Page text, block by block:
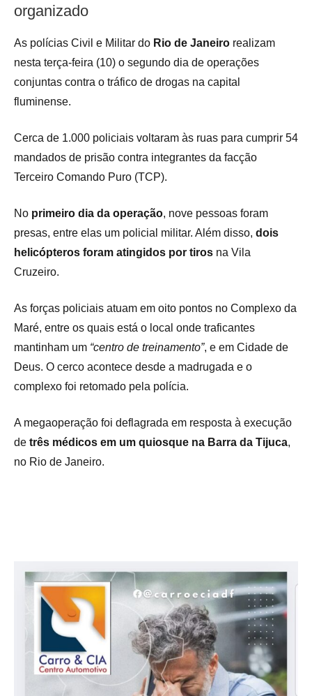
organizado
As polícias Civil e Militar do Rio de Janeiro realizam
nesta terça-feira (10) o segundo dia de operações
conjuntas contra o tráfico de drogas na capital
fluminense.
Cerca de 1.000 policiais voltaram às ruas para cumprir 54
mandados de prisão contra integrantes da facção
Terceiro Comando Puro (TCP).
No primeiro dia da operação, nove pessoas foram
presas, entre elas um policial militar. Além disso, dois
helicópteros foram atingidos por tiros na Vila
Cruzeiro.
As forças policiais atuam em oito pontos no Complexo da
Maré, entre os quais está o local onde traficantes
mantinham um “centro de treinamento”, e em Cidade de
Deus. O cerco acontece desde a madrugada e o
complexo foi retomado pela polícia.
A megaoperação foi deflagrada em resposta à execução
de três médicos em um quiosque na Barra da Tijuca,
no Rio de Janeiro.